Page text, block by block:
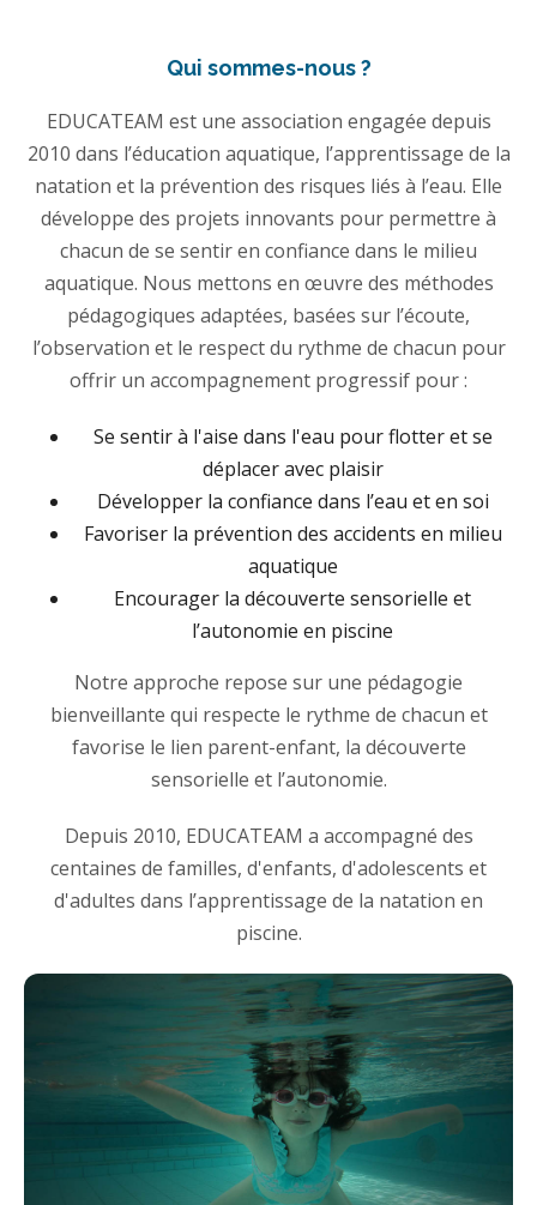
Qui sommes-nous ?
EDUCATEAM est une association engagée depuis
2010 dans l’éducation aquatique, l’apprentissage de la
natation et la prévention des risques liés à l’eau. Elle
développe des projets innovants pour permettre à
chacun de se sentir en confiance dans le milieu
aquatique. Nous mettons en œuvre des méthodes
pédagogiques adaptées, basées sur l’écoute,
l’observation et le respect du rythme de chacun pour
offrir un accompagnement progressif pour :
Se sentir à l'aise dans l'eau pour flotter et se
déplacer avec plaisir
Développer la confiance dans l’eau et en soi
Favoriser la prévention des accidents en milieu
aquatique
Encourager la découverte sensorielle et
l’autonomie en piscine
Notre approche repose sur une pédagogie
bienveillante qui respecte le rythme de chacun et
favorise le lien parent-enfant, la découverte
sensorielle et l’autonomie.
Depuis 2010, EDUCATEAM a accompagné des
centaines de familles, d'enfants, d'adolescents et
d'adultes dans l’apprentissage de la natation en
piscine.